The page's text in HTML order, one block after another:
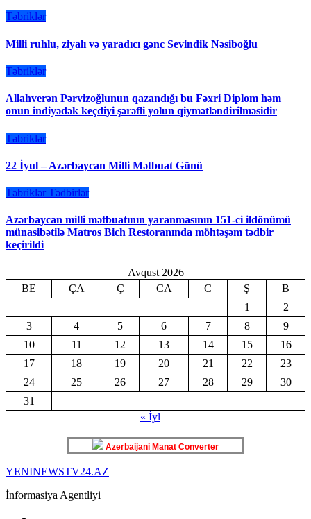
Təbriklər
Milli ruhlu, ziyalı və yaradıcı gənc Sevindik Nəsiboğlu
Təbriklər
Allahverən Pərvizoğlunun qazandığı bu Fəxri Diplom həm
onun indiyədək keçdiyi şərəfli yolun qiymətləndirilməsidir
Təbriklər
22 İyul – Azərbaycan Milli Mətbuat Günü
Təbriklər Tədbirlər
Azərbaycan milli mətbuatının yaranmasının 151-ci ildönümü
münasibətilə Matros Bich Restoranında möhtəşəm tədbir
keçirildi
Avqust 2026
BE
ÇA Ç CA C Ş
B
1
2
3
4 5 6 7 8
9
10
11 12 13 14 15
16
17
18 19 20 21 22
23
24
25 26 27 28 29
30
31
« İyl
Azerbaijani Manat Converter
YENINEWSTV24.AZ
İnformasiya Agentliyi